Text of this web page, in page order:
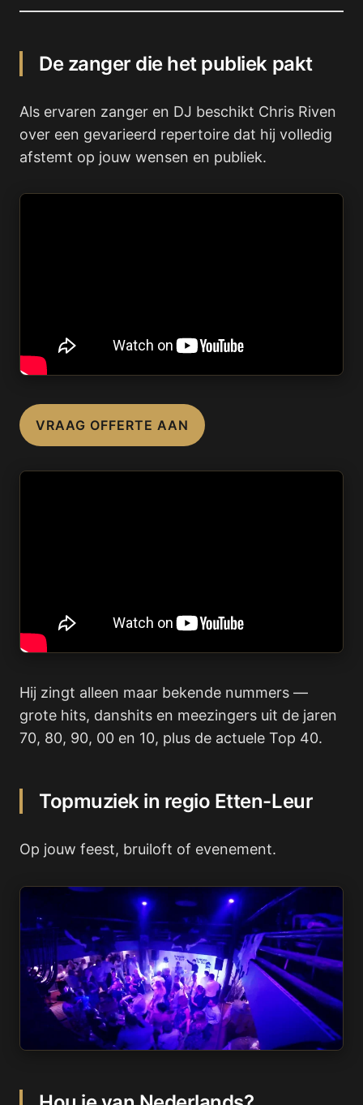
De zanger die het publiek pakt
Als ervaren zanger en DJ beschikt Chris Riven
over een gevarieerd repertoire dat hij volledig
afstemt op jouw wensen en publiek.
VRAAG OFFERTE AAN
Hij zingt alleen maar bekende nummers —
grote hits, danshits en meezingers uit de jaren
70, 80, 90, 00 en 10, plus de actuele Top 40.
Topmuziek in regio Etten-Leur
Op jouw feest, bruiloft of evenement.